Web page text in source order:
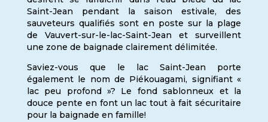
Saint-Jean pendant la saison estivale, des
sauveteurs qualifiés sont en poste sur la plage
de Vauvert-sur-le-lac-Saint-Jean et surveillent
une zone de baignade clairement délimitée.
Saviez-vous que le lac Saint-Jean porte
également le nom de Piékouagami, signifiant«
lac peu profond »? Le fond sablonneux et la
douce pente en font un lac tout à fait sécuritaire
pour la baignade en famille!